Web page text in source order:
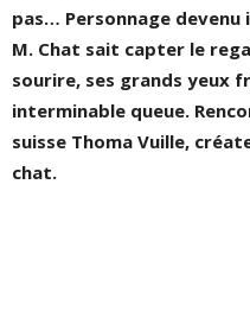
pas… Personnage devenu
M. Chat sait capter le
sourire, ses grands yeux
interminable queue.
suisse Thoma Vuille,
chat.